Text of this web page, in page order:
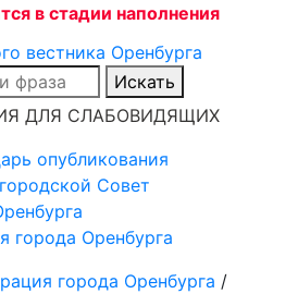
в стадии наполнения
Искать
ДЛЯ СЛАБОВИДЯЩИХ
опубликования
Совет
города Оренбурга
города Оренбурга /